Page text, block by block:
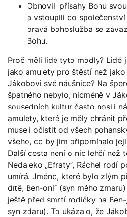
Obnovili přísahy Bohu
a vstoupili do společenství
pravá bohoslužba se
Bohu.
Proč měli lidé tyto modly? Lidé
jako amulety pro štěstí než
Jákobovi své náušnice? Na
špatného nebylo, nicméně v
sousedních kultur často nosili
amulety, které je měly chránit
museli očistit od všech
všeho, co by jim připomínalo
Další cesta není o nic lehčí než
Nedaleko „Efraty“, Ráchel rodí
umírá. Jméno, které bylo zlým
dítě, Ben-oni“ (syn mého
ještě před smrtí rodičky na Ben-
syn zdaru). To ukázalo, že